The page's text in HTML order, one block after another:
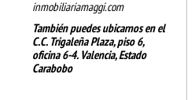
inmobiliariamaggi.com
También puedes ubicarnos en el
C.C. Trigaleña Plaza, piso 6,
oficina 6-4. Valencia, Estado
Carabobo